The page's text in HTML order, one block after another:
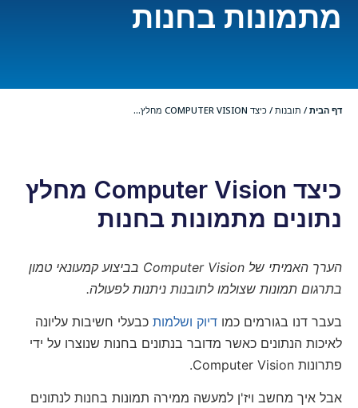
מתמונות בחנות
דף הבית / תובנות / כיצד COMPUTER VISION מחלץ...
כיצד Computer Vision מחלץ
נתונים מתמונות בחנות
הערך האמיתי של Computer Vision בביצוע קמעונאי טמון
בתרגום תמונות שצולמו לתובנות ניתנות לפעולה.
בעבר דנו בגורמים כמו דיוק ושלמות כבעלי חשיבות עליונה
לאיכות הנתונים כאשר מדובר בנתונים בחנות שנוצרו על ידי
פתרונות Computer Vision.
אבל איך מחשב ויז'ן למעשה ממירה תמונות בחנות לנתונים